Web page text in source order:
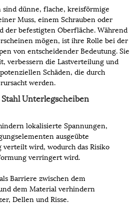
sind dünne, flache, kreisförmige
Muss, einem Schrauben oder
der befestigten Oberfläche. Während
mögen, ist ihre Rolle bei der
von entscheidender Bedeutung. Sie
verbessern die Lastverteilung und
Schäden, die durch
werden.
Unterlegscheiben
lokalisierte Spannungen,
ausgeübte
verteilt wird, wodurch das Risiko
verringert wird.
Barriere zwischen dem
dem Material verhindern
Dellen und Risse.